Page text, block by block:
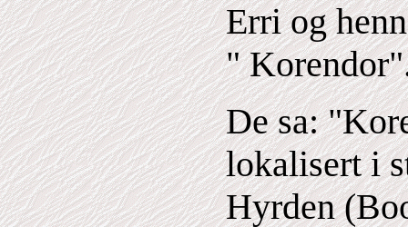
Erri og
"
De sa:
lokalisert i
Hyrden